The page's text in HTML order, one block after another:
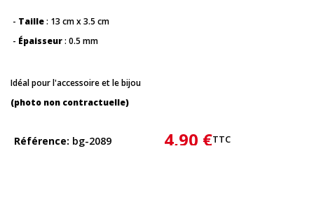
- Taille: 13 cm x 3.5 cm
- Épaisseur: 0.5 mm
Idéal pour l'accessoire et le bijou
(photo non contractuelle)
Référence bg-2089 4,90 €TTC